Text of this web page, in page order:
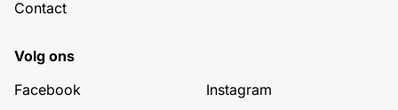
Contact
Volg ons
Facebook
Instagram